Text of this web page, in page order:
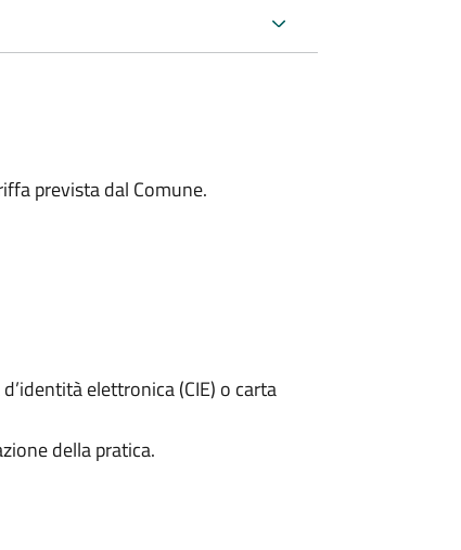
prevista dal Comune.
elettronica (CIE) o carta
della pratica.